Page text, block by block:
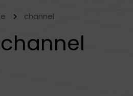
channel
channel